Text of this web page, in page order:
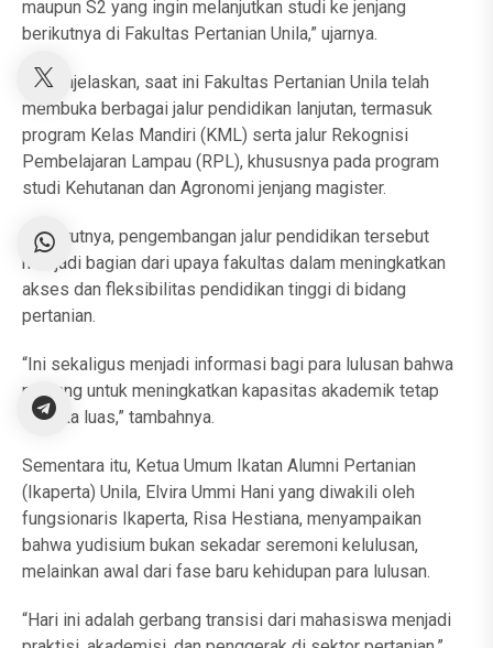
maupun S2 yang ingin melanjutkan studi ke jenjang
berikutnya di Fakultas Pertanian Unila,” ujarnya.
Ia menjelaskan, saat ini Fakultas Pertanian Unila telah
membuka berbagai jalur pendidikan lanjutan, termasuk
program Kelas Mandiri (KML) serta jalur Rekognisi
Pembelajaran Lampau (RPL), khususnya pada program
studi Kehutanan dan Agronomi jenjang magister.
Menurutnya, pengembangan jalur pendidikan tersebut
menjadi bagian dari upaya fakultas dalam meningkatkan
akses dan fleksibilitas pendidikan tinggi di bidang
pertanian.
“Ini sekaligus menjadi informasi bagi para lulusan bahwa
peluang untuk meningkatkan kapasitas akademik tetap
terbuka luas,” tambahnya.
Sementara itu, Ketua Umum Ikatan Alumni Pertanian
(Ikaperta) Unila, Elvira Ummi Hani yang diwakili oleh
fungsionaris Ikaperta, Risa Hestiana, menyampaikan
bahwa yudisium bukan sekadar seremoni kelulusan,
melainkan awal dari fase baru kehidupan para lulusan.
“Hari ini adalah gerbang transisi dari mahasiswa menjadi